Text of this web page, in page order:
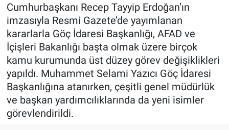
Cumhurbaşkanı Recep Tayyip Erdoğan’ın
imzasıyla Resmi Gazete’de yayımlanan
kararlarla Göç İdaresi Başkanlığı, AFAD ve
İçişleri Bakanlığı başta olmak üzere birçok
kamu kurumunda üst düzey görev değişiklikleri
yapıldı. Muhammet Selami Yazıcı Göç İdaresi
Başkanlığına atanırken, çeşitli genel müdürlük
ve başkan yardımcılıklarında da yeni isimler
görevlendirildi.